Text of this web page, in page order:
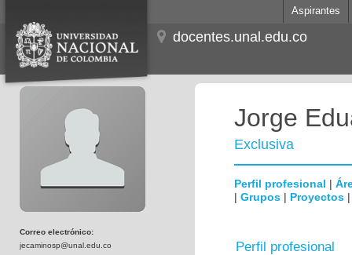
Aspirantes
docentes.unal.edu.co
Correo electrónico:
jecaminosp@unal.edu.co
Jorge
Exclusiva
Perfil profesional |
| Grupos | Proyectos
Perfil profesional